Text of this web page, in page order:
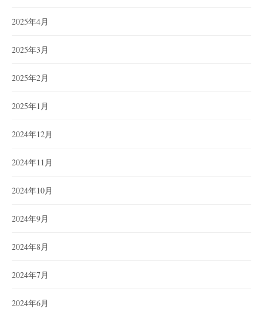
2025年4月
2025年3月
2025年2月
2025年1月
2024年12月
2024年11月
2024年10月
2024年9月
2024年8月
2024年7月
2024年6月